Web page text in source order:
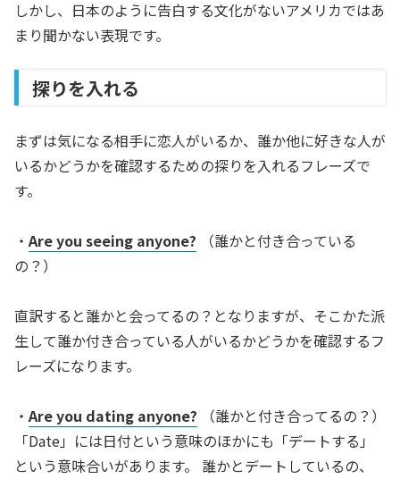
しかし、日本のように告白する文化がないアメリカではあ
まり聞かない表現です。
探りを入れる
まずは気になる相手に恋人がいるか、誰か他に好きな人が
いるかどうかを確認するための探りを入れるフレーズで
す。
・Are you seeing anyone? （誰かと付き合っている
の？）
直訳すると誰かと会ってるの？となりますが、そこかた派
生して誰か付き合っている人がいるかどうかを確認するフ
レーズになります。
・Are you dating anyone? （誰かと付き合ってるの？）
「Date」には日付という意味のほかにも「デートする」
という意味合いがあります。 誰かとデートしているの、